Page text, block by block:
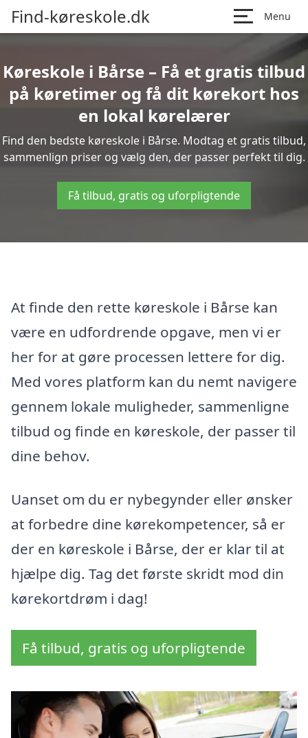
Find-køreskole.dk Menu
Køreskole i Bårse – Få et gratis tilbud
på køretimer og få dit kørekort hos
en lokal kørelærer
Find den bedste køreskole i Bårse. Modtag et gratis tilbud,
sammenlign priser og vælg den, der passer perfekt til dig.
Få tilbud, gratis og uforpligtende
At finde den rette køreskole i Bårse kan
være en udfordrende opgave, men vi er
her for at gøre processen lettere for dig.
Med vores platform kan du nemt navigere
gennem lokale muligheder, sammenligne
tilbud og finde en køreskole, der passer til
dine behov.
Uanset om du er nybegynder eller ønsker
at forbedre dine kørekompetencer, så er
der en køreskole i Bårse, der er klar til at
hjælpe dig. Tag det første skridt mod din
kørekortdrøm i dag!
Få tilbud, gratis og uforpligtende